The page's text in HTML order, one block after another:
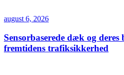
august 6, 2026
Sensorbaserede dæk og
fremtidens trafiksikkerhed